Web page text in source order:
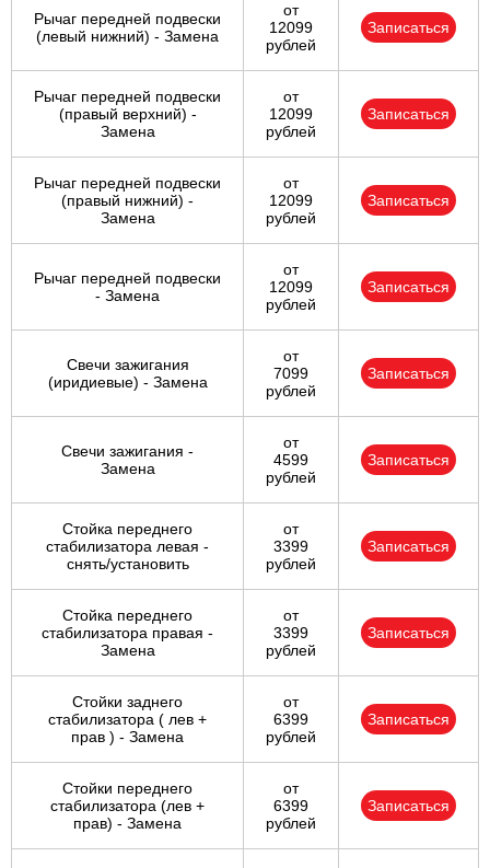
Рычаг передней подвески
(левый нижний) - Замена
от
12099
рублей
Записаться
Рычаг передней подвески
(правый верхний) -
Замена
от
12099
рублей
Записаться
Рычаг передней подвески
(правый нижний) -
Замена
от
12099
рублей
Записаться
Рычаг передней подвески
- Замена
от
12099
рублей
Записаться
Свечи зажигания
(иридиевые) - Замена
от
7099
рублей
Записаться
Свечи зажигания -
Замена
от
4599
рублей
Записаться
Стойка переднего
стабилизатора левая -
снять/установить
от
3399
рублей
Записаться
Стойка переднего
стабилизатора правая -
Замена
от
3399
рублей
Записаться
Стойки заднего
стабилизатора ( лев +
прав ) - Замена
от
6399
рублей
Записаться
Стойки переднего
стабилизатора (лев +
прав) - Замена
от
6399
рублей
Записаться